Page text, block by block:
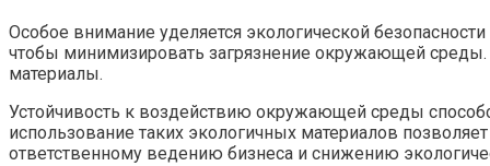
Особое внимание уделяется экологической
чтобы минимизировать загрязнение окружающей
материалы.
Устойчивость к воздействию окружающей среды
использование таких экологичных материалов
ответственному ведению бизнеса и снижению